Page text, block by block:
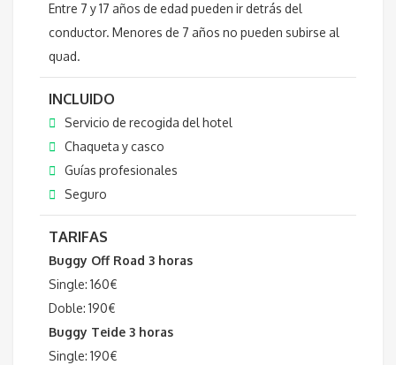
Entre 7 y 17 años de edad pueden ir detrás del
conductor. Menores de 7 años no pueden subirse al
quad.
INCLUIDO
Servicio de recogida del hotel
Chaqueta y casco
Guías profesionales
Seguro
TARIFAS
Buggy Off Road 3 horas
Single: 160€
Doble: 190€
Buggy Teide 3 horas
Single: 190€